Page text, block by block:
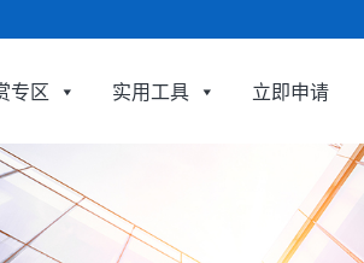
专区 实用工具 立即申请